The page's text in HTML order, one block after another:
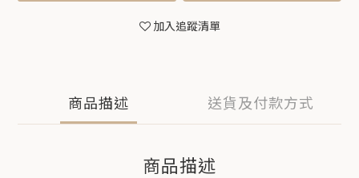
加入追蹤清單
商品描述 送貨及付款方式
商品描述